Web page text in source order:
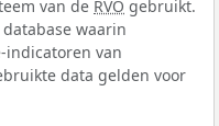
van de RVO gebruikt.
waarin
van
data gelden voor